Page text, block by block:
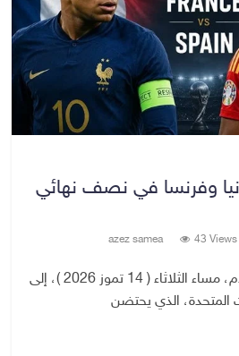
وفرنسا في نصف نهائي
azez samea 43 Views
تتجه أنظار عشاق كرة القدم، مساء الثلاثاء ( 14 تموز 2026 )، إلى
المتحدة، الذي يحتضن